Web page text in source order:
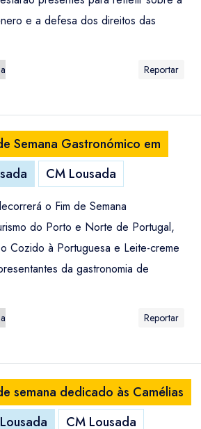
e a defesa dos direitos das
Reportar
Semana Gastronómico em
CM Lousada
o Fim de Semana
do Porto e Norte de Portugal,
Cozido à Portuguesa e Leite-creme
da gastronomia de
Reportar
semana dedicado às Camélias
Lousada CM Lousada